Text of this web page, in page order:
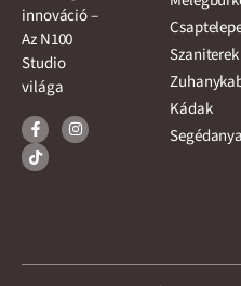
innováció –
Az N100
Studio
világa
Szaniterek
Kádak